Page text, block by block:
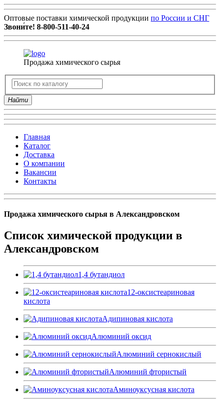
Оптовые поставки химической продукции по России и СНГ
Звони́те! 8-800-511-40-24
Продажа химического сырья
Найти
Главная
Каталог
Доставка
О компании
Вакансии
Контакты
Продажа химического сырья в Александровском
Список химической продукции в
Александровском
1,4 бутандиол
12-оксистеариновая
кислота
Адипиновая кислота
Алюминий оксид
Алюминий сернокислый
Алюминий фтористый
Аминоуксусная кислота